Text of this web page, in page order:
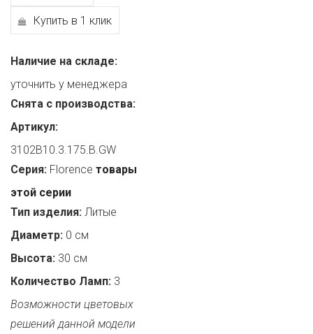
Купить в 1 клик
Наличие на складе:
уточнить у менеджера
Снята с производства:
Артикул:
3102B10.3.175.B.GW
Серия: Florence товары
этой серии
Тип изделия: Литые
Диаметр: 0 см
Высота: 30 см
Количество Ламп: 3
Возможности цветовых
решений данной модели